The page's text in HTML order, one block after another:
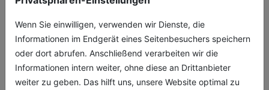
Wenn Sie einwilligen, verwenden wir Dienste, die
Informationen im Endgerät eines Seitenbesuchers speichern
oder dort abrufen. Anschließend verarbeiten wir die
Informationen intern weiter, ohne diese an Drittanbieter
weiter zu geben. Das hilft uns, unsere Website optimal zu
Schnieder: Neuer Förderaufruf für
mehr Sicherheit im Rad- und
Fußverkehr
Das Bundesministerium für Verkehr (BMV) hat
den Förderaufruf „Junge Generation Fahrrad
– aktiv mobil“ veröffentlicht. Mit einem